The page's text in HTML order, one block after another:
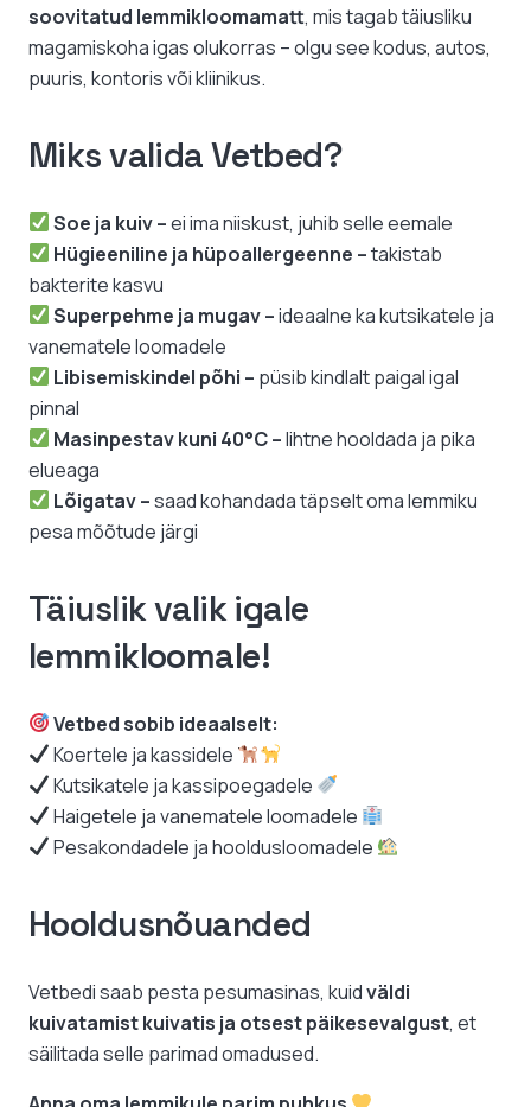
soovitatud lemmikloomamatt, mis tagab täiusliku
magamiskoha igas olukorras – olgu see kodus, autos,
puuris, kontoris või kliinikus.
Miks valida Vetbed?
Soe ja kuiv –ei ima niiskust, juhib selle eemale
Hügieeniline ja hüpoallergeenne –takistab
bakterite kasvu
Superpehme ja mugav –ideaalne ka kutsikatele ja
vanematele loomadele
Libisemiskindel põhi – püsib kindlalt paigal igal
pinnal
Masinpestav kuni 40°C –lihtne hooldada ja pika
elueaga
Lõigatav –saad kohandada täpselt oma lemmiku
pesa mõõtude järgi
Täiuslik valik igale
lemmikloomale!
Vetbed sobib ideaalselt:
Koertele ja kassidele
Kutsikatele ja kassipoegadele
Haigetele ja vanematele loomadele
Pesakondadele ja hooldusloomadele
Hooldusnõuanded
Vetbedi saab pesta pesumasinas, kuidväldi
kuivatamist kuivatis ja otsest päikesevalgust, et
säilitada selle parimad omadused.